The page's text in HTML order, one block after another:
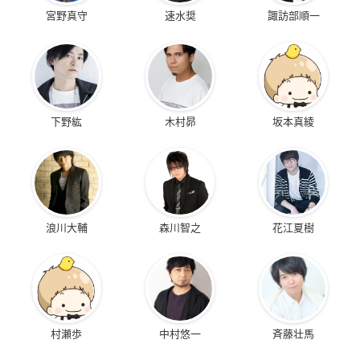
宮野真守 速水奨 諏訪部順一
下野紘 木村昴 坂本真綾
浪川大輔 森川智之 花江夏樹
村瀬歩 中村悠一 斉藤壮馬